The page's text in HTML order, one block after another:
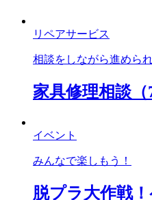
リペアサービス
相談をしながら進めら
家具修理相談（
イベント
みんなで楽しもう！
脱プラ大作戦